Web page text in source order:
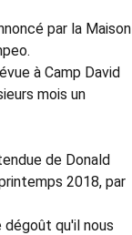
par la Maison
à Camp David
mois un
de Donald
2018, par
dégoût qu'il nous